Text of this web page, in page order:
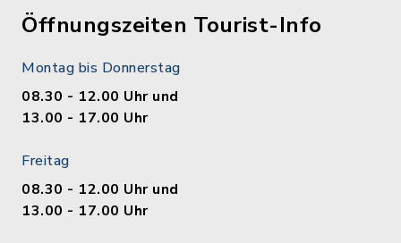
Öffnungszeiten Tourist-Info
Montag bis Donnerstag
08.30 - 12.00 Uhr und
13.00 - 17.00 Uhr
Freitag
08.30 - 12.00 Uhr und
13.00 - 17.00 Uhr